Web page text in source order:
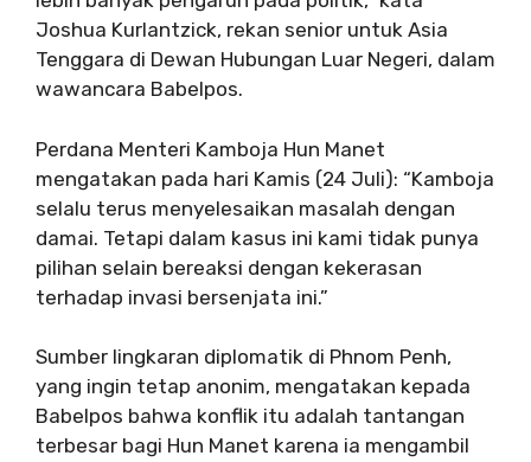
Joshua Kurlantzick, rekan senior untuk Asia
Tenggara di Dewan Hubungan Luar Negeri, dalam
wawancara Babelpos.
Perdana Menteri Kamboja Hun Manet
mengatakan pada hari Kamis (24 Juli): “Kamboja
selalu terus menyelesaikan masalah dengan
damai. Tetapi dalam kasus ini kami tidak punya
pilihan selain bereaksi dengan kekerasan
terhadap invasi bersenjata ini.”
Sumber lingkaran diplomatik di Phnom Penh,
yang ingin tetap anonim, mengatakan kepada
Babelpos bahwa konflik itu adalah tantangan
terbesar bagi Hun Manet karena ia mengambil